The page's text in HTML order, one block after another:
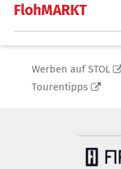
FlohMARKT
Werben auf STOL
Tourentipps